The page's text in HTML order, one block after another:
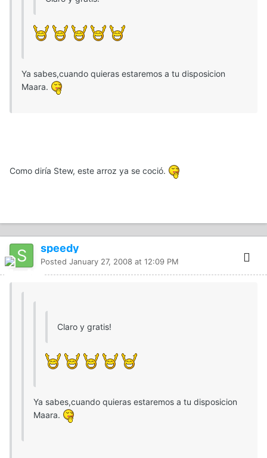
Ya sabes,cuando quieras estaremos a tu disposicion
Maara.
Como diría Stew, este arroz ya se coció.
speedy
Posted January 27, 2008 at 12:09 PM
Claro y gratis!
Ya sabes,cuando quieras estaremos a tu disposicion
Maara.